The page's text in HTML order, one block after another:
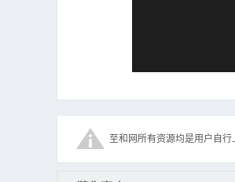
至和网所有资源均是用户自